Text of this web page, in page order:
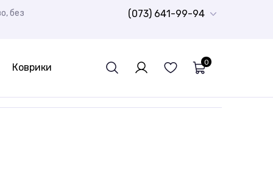
без
(073) 641-99-94
Дитячий ковролін
Ворсисті доріжки Шеггі
Шкури натуральні
Спортивний лінолеум
Гумова плитка
Коврики 0